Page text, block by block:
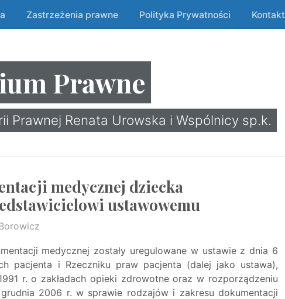
Zastrzeżenia prawne Polityka Prywatności Kontakt
Prawne
Prawnej Renata Urowska i Wspólnicy sp.k.
medycznej dziecka
ustawowemu
medycznej zostały uregulowane w ustawie z dnia 6
pacjenta i Rzeczniku praw pacjenta (dalej jako ustawa),
r. o zakładach opieki zdrowotne oraz w rozporządzeniu
2006 r. w sprawie rodzajów i zakresu dokumentacji